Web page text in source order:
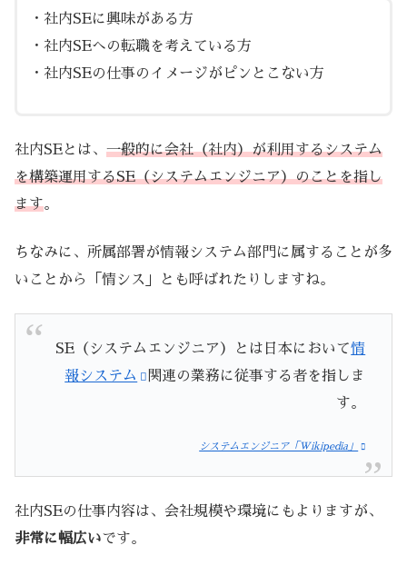
・社内SEに興味がある方
・社内SEへの転職を考えている方
・社内SEの仕事のイメージがピンとこない方
社内SEとは、 一般的に会社（社内）が利用するシステム
を構築運用するSE（システムエンジニア）のことを指し
ます。
ちなみに、所属部署が情報システム部門に属することが多
いことから「情シス」とも呼ばれたりしますね。
SE（システムエンジニア）とは日本において情
報システム
関連の業務に従事する者を指しま
す。
システムエンジニア「Wikipedia」
社内SEの仕事内容は、会社規模や環境にもよりますが、
非常に幅広いです。